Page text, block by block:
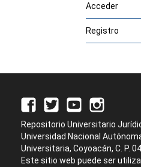
Acceder
Registro
Repositorio Universitario
Universidad Nacional
Universitaria, Coyoacán, C. P.
Este sitio web puede ser